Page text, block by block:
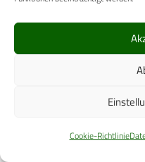
Cookie-Richtlinie
Die